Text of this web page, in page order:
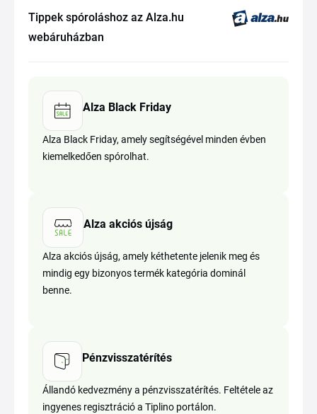
Tippek spóroláshoz az Alza.hu
webáruházban
Alza Black Friday
Alza Black Friday, amely segítségével minden évben
kiemelkedően spórolhat.
Alza akciós újság
Alza akciós újság, amely kéthetente jelenik meg és
mindig egy bizonyos termék kategória dominál
benne.
Pénzvisszatérítés
Állandó kedvezmény a pénzvisszatérítés. Feltétele az
ingyenes regisztráció a Tiplino portálon.